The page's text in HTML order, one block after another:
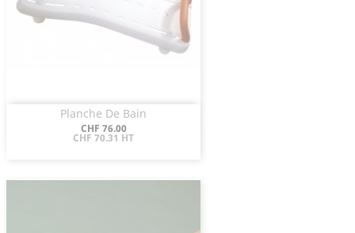
Planche De Bain
Prix
CHF 76.00
CHF 70.31 HT
Aperçu rapide